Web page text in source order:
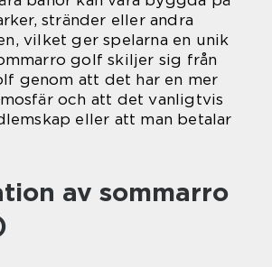
stränder eller andra
vilket ger spelarna en unik
golf skiljer sig från
genom att det har en mer
och att det vanligtvis
eller att man betalar
av sommarro